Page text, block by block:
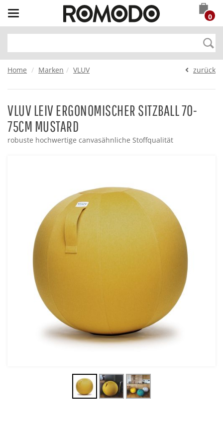
Toggle
navigation
0
Home Marken VLUV zurück
VLUV LEIV ERGONOMISCHER SITZBALL 70-
75CM MUSTARD
robuste hochwertige canvasähnliche Stoffqualität